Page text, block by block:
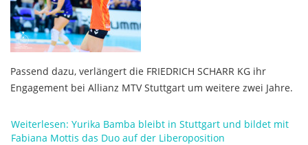
Passend dazu, verlängert die FRIEDRICH SCHARR KG ihr
Engagement bei Allianz MTV Stuttgart um weitere zwei Jahre.
Weiterlesen: Yurika Bamba bleibt in Stuttgart und bildet mit
Fabiana Mottis das Duo auf der Liberoposition